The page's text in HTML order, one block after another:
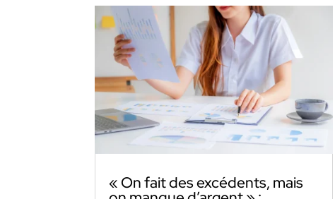
« On fait des excédents, mais